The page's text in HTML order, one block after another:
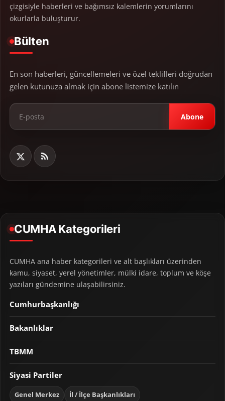
çizgisiyle haberleri ve bağımsız kalemlerin yorumlarını
okurlarla buluşturur.
Bülten
En son haberleri, güncellemeleri ve özel teklifleri doğrudan
gelen kutunuza almak için abone listemize katılın
Abone
CUMHA Kategorileri
CUMHA ana haber kategorileri ve alt başlıkları üzerinden
kamu, siyaset, yerel yönetimler, mülki idare, toplum ve köşe
yazıları gündemine ulaşabilirsiniz.
Cumhurbaşkanlığı
Bakanlıklar
TBMM
Siyasi Partiler
Genel Merkez İl / İlçe Başkanlıkları